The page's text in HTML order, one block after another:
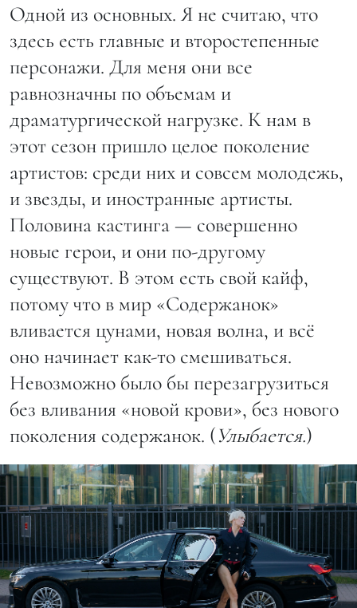
Одной из основных. Я не считаю, что
здесь есть главные и второстепенные
персонажи. Для меня они все
равнозначны по объемам и
драматургической нагрузке. К нам в
этот сезон пришло целое поколение
артистов: среди них и совсем молодежь,
и звезды, и иностранные артисты.
Половина кастинга — совершенно
новые герои, и они по-другому
существуют. В этом есть свой кайф,
потому что в мир «Содержанок»
вливается цунами, новая волна, и всё
оно начинает как-то смешиваться.
Невозможно было бы перезагрузиться
без вливания «новой крови», без нового
поколения содержанок. (Улыбается.)